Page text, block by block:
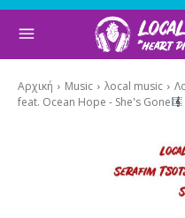
Αρχική Music λocal music
feat. Ocean Hope - She's Gone